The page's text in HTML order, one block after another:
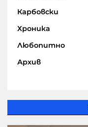
Карбовски
Хроника
Любопитно
Архив